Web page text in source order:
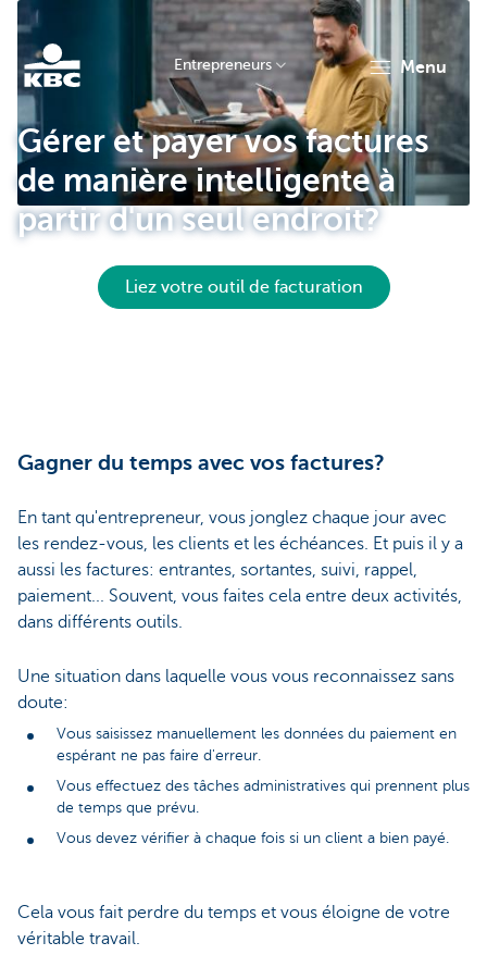
KBC
Entrepreneurs menu
Gérer et payer vos factures
de manière intelligente à
partir d'un seul endroit?
Liez votre outil de facturation
Gagner du temps avec vos factures?
En tant qu'entrepreneur, vous jonglez chaque jour avec
les rendez-vous, les clients et les échéances. Et puis il y a
aussi les factures: entrantes, sortantes, suivi, rappel,
paiement... Souvent, vous faites cela entre deux activités,
dans différents outils.
Une situation dans laquelle vous vous reconnaissez sans
doute:
Vous saisissez manuellement les données du paiement en
espérant ne pas faire d'erreur.
Vous effectuez des tâches administratives qui prennent plus
de temps que prévu.
Vous devez vérifier à chaque fois si un client a bien payé.
Cela vous fait perdre du temps et vous éloigne de votre
véritable travail.